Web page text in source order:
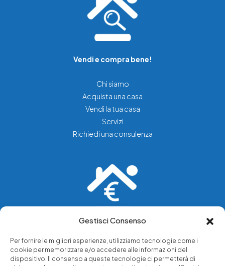
Gestisci Consenso
Per fornire le migliori esperienze, utilizziamo tecnologie come i
cookie per memorizzare e/o accedere alle informazioni del
dispositivo. Il consenso a queste tecnologie ci permetterà di
Vendi e compra bene!
Chi siamo
Acquista una casa
Vendi la tua casa
Servizi
Richiedi una consulenza
Chi siamo